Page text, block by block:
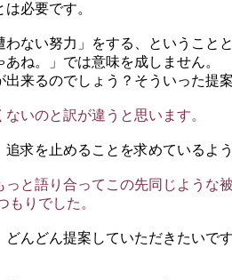
必要です。
ない努力」をする、ということ
ね。」では意味を成しません。
来るのでしょう？そういった提
いのと訳が違うと思います。
求を止めることを求めているよ
っと語り合ってこの先同じような
もりでした。
んどん提案していただきたいです